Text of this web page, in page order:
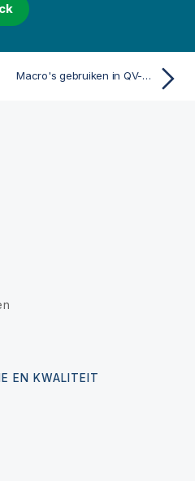
Macro's gebruiken in QV-documenten op de QV-server
EN KWALITEIT